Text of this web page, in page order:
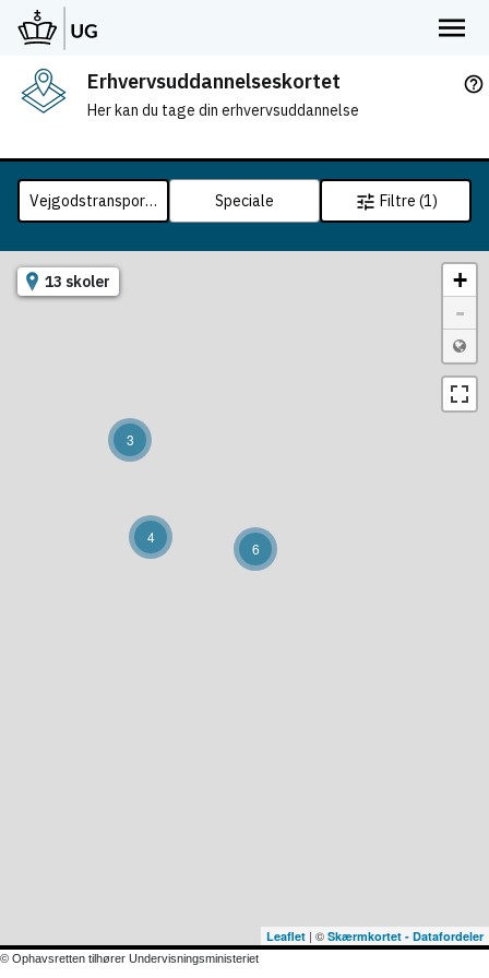
Erhvervsuddannelseskortet
Her kan du tage din erhvervsuddannelse
help_outline
VejgodstransportuddannelsenSpeciale tune Filtre (1)
13 skoler
3
6
4
+
-
Leaflet | © Skærmkortet - Datafordeler
© Ophavsretten tilhører Undervisningsministeriet